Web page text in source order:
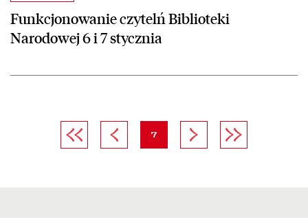
Funkcjonowanie czytelń Biblioteki
Narodowej 6 i 7 stycznia
Pierwsza stronaPoprzednia strona
strona
7 Następna stronaOstatnia strona